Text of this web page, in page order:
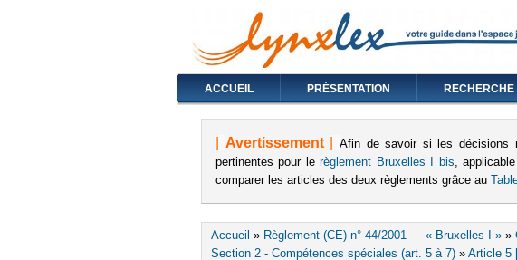
ACCUEIL PRÉSENTATION RECHERCHE
Avertissement Afin de savoir si les décisions
pertinentes pour lerèglement Bruxelles I bis,
comparer les articles des deux règlements grâce au
Vous êtes ici
Accueil » Règlement (CE) n° 44/2001 — « Bruxelles I » »
Section 2 - Compétences spéciales (art. 5 à 7) » Article 5